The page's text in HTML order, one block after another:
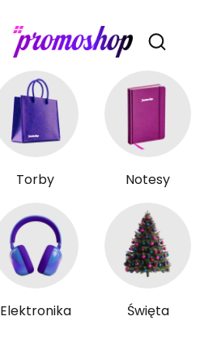
Otwórz
Torby Notesy
Elektronika Święta